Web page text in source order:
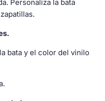
Personaliza la bata
bata y el color del vinilo